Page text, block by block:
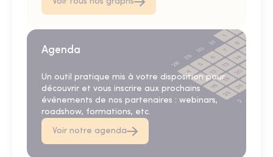
Agenda
Un outil pratique mis à votre disposition pour
découvrir et vous inscrire aux prochains
événements de nos partenaires : webinars,
roadshow, formations, etc.
Voir notre agenda